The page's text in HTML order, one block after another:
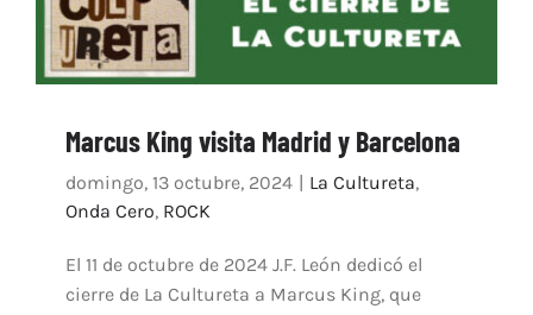
Marcus King visita Madrid y Barcelona
domingo, 13 octubre, 2024 La Cultureta,
Onda Cero, ROCK
El 11 de octubre de 2024 J.F. León dedicó el
cierre de La Cultureta a Marcus King, que